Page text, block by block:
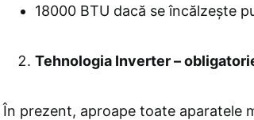
18000 BTU dacă se încălzește
Tehnologia Inverter –
În prezent, aproape toate aparatele